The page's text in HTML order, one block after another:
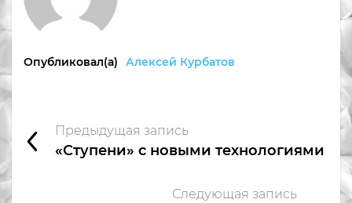
Опубликовал(а) Алексей Курбатов
Предыдущая запись
«Ступени» с новыми технологиями
Следующая запись